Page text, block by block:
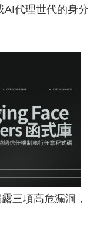
AI代理世代的身分
三項高危漏洞，